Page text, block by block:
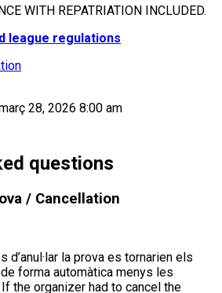
WITH REPATRIATION INCLUDED.
league regulations
28, 2026 8:00 am
questions
/ Cancellation
d’anul·lar la prova es tornarien els
forma automàtica menys les
the organizer had to cancel the